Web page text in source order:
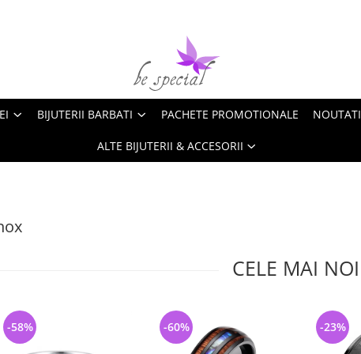
BIJUTERII BARBATI PACHETE PROMOTIONALE NOUTATI
ALTE BIJUTERII & ACCESORII
CELE MAI NOI
-58% -60% -23%